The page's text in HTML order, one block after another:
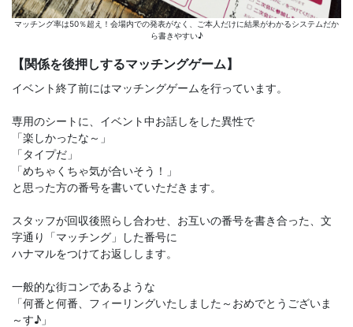
マッチング率は50％超え！会場内での発表がなく、ご本人だけに結果がわかるシステムだか
ら書きやすい♪
【関係を後押しするマッチングゲーム】
イベント終了前にはマッチングゲームを行っています。
専用のシートに、イベント中お話しをした異性で
「楽しかったな～」
「タイプだ」
「めちゃくちゃ気が合いそう！」
と思った方の番号を書いていただきます。
スタッフが回収後照らし合わせ、お互いの番号を書き合った、文
字通り「マッチング」した番号に
ハナマルをつけてお返しします。
一般的な街コンであるような
「何番と何番、フィーリングいたしました～おめでとうございま
～す♪」